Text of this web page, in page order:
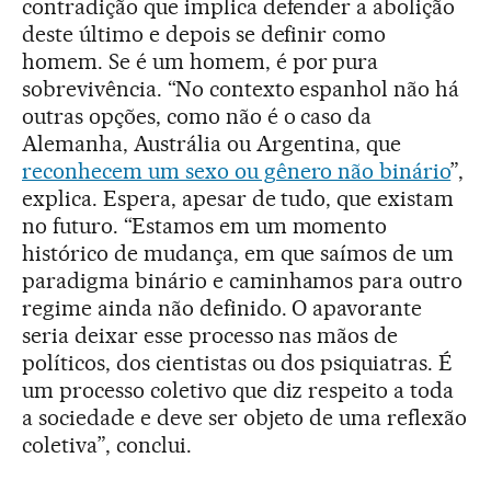
contradição que implica defender a abolição
deste último e depois se definir como
homem. Se é um homem, é por pura
sobrevivência. “No contexto espanhol não há
outras opções, como não é o caso da
Alemanha, Austrália ou Argentina, que
reconhecem um sexo ou gênero não binário”,
explica. Espera, apesar de tudo, que existam
no futuro. “Estamos em um momento
histórico de mudança, em que saímos de um
paradigma binário e caminhamos para outro
regime ainda não definido. O apavorante
seria deixar esse processo nas mãos de
políticos, dos cientistas ou dos psiquiatras. É
um processo coletivo que diz respeito a toda
a sociedade e deve ser objeto de uma reflexão
coletiva”, conclui.